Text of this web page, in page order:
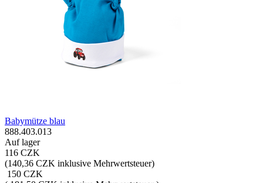
Babymütze blau
888.403.013
Auf lager
116 CZK
(140,36 CZK inklusive Mehrwertsteuer)
150 CZK